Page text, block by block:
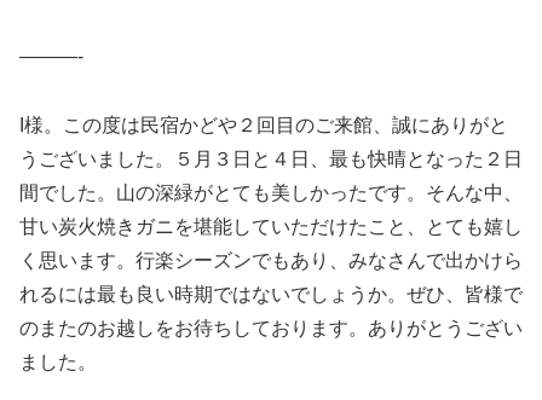
———-
I様。この度は民宿かどや２回目のご来館、誠にありがと
うございました。５月３日と４日、最も快晴となった２日
間でした。山の深緑がとても美しかったです。そんな中、
甘い炭火焼きガニを堪能していただけたこと、とても嬉し
く思います。行楽シーズンでもあり、みなさんで出かけら
れるには最も良い時期ではないでしょうか。ぜひ、皆様で
のまたのお越しをお待ちしております。ありがとうござい
ました。